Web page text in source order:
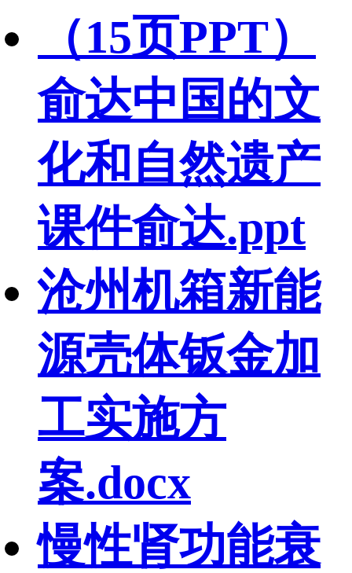
（15页PPT）
俞达中国的文
化和自然遗产
课件俞达.ppt
沧州机箱新能
源壳体钣金加
工实施方
案.docx
慢性肾功能衰